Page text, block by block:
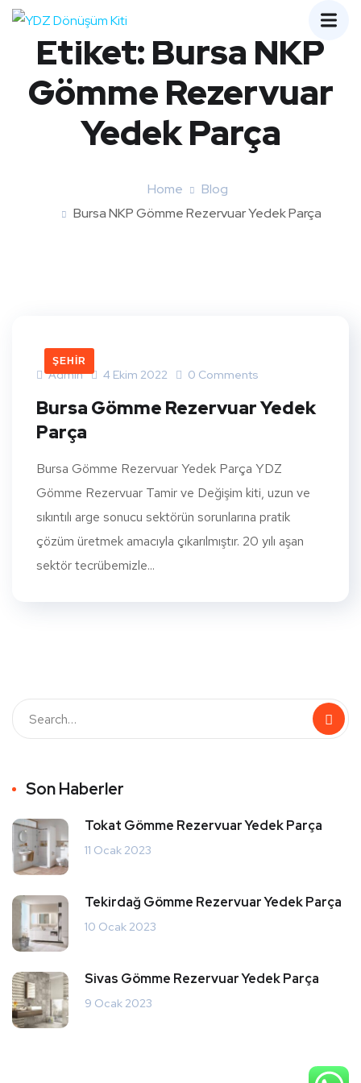
Etiket:Bursa NKP
Gömme Rezervuar
Yedek Parça
Home
Blog
Bursa NKP Gömme Rezervuar Yedek Parça
ŞEHIR
Admin 4 Ekim 2022 0 Comments
Bursa Gömme Rezervuar Yedek
Parça
Bursa Gömme Rezervuar Yedek Parça YDZ
Gömme Rezervuar Tamir ve Değişim kiti, uzun ve
sıkıntılı arge sonucu sektörün sorunlarına pratik
çözüm üretmek amacıyla çıkarılmıştır. 20 yılı aşan
sektör tecrübemizle...
Son Haberler
Tokat Gömme Rezervuar Yedek Parça
11 Ocak 2023
Tekirdağ Gömme Rezervuar Yedek Parça
10 Ocak 2023
Sivas Gömme Rezervuar Yedek Parça
9 Ocak 2023